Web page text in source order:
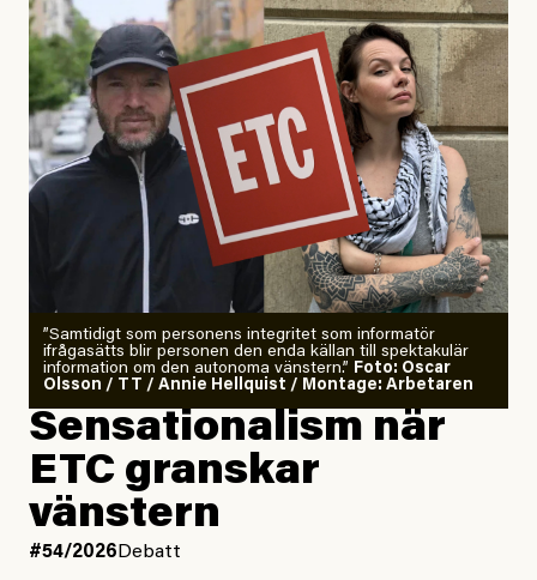
”Samtidigt som personens integritet som informatör
ifrågasätts blir personen den enda källan till spektakulär
information om den autonoma vänstern.” Foto: Oscar
Olsson / TT / Annie Hellquist / Montage: Arbetaren
Sensationalism när
ETC granskar
vänstern
#54/2026 Debatt